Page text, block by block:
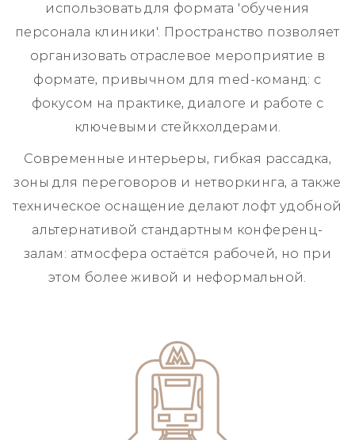
использовать для формата 'обучения
персонала клиники'. Пространство позволяет
организовать отраслевое мероприятие в
формате, привычном для med-команд: с
фокусом на практике, диалоге и работе с
ключевыми стейкхолдерами.
Современные интерьеры, гибкая рассадка,
зоны для переговоров и нетворкинга, а также
техническое оснащение делают лофт удобной
альтернативой стандартным конференц-
залам: атмосфера остаётся рабочей, но при
этом более живой и неформальной.